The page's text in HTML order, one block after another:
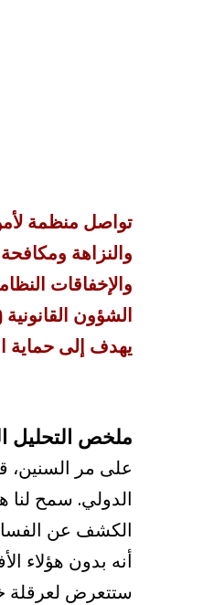
والنزاهة
والإخفاقات
يهدف إلى حماية
ملخص التحليل
الدولي. سمح لنا
أنه بدون هؤلاء
ستتعرض لعرقلة